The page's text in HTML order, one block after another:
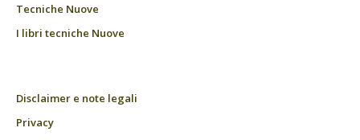
Tecniche Nuove
I libri tecniche Nuove
Disclaimer e note legali
Privacy